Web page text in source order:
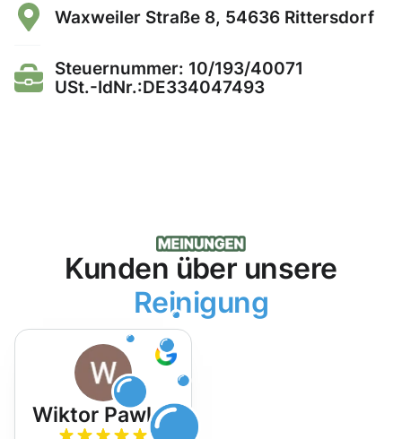
Waxweiler Straße 8, 54636 Rittersdorf
Steuernummer: 10/193/40071
USt.-IdNr.:DE334047493
Kunden über unsere
Reinigung
Wiktor Pawlak